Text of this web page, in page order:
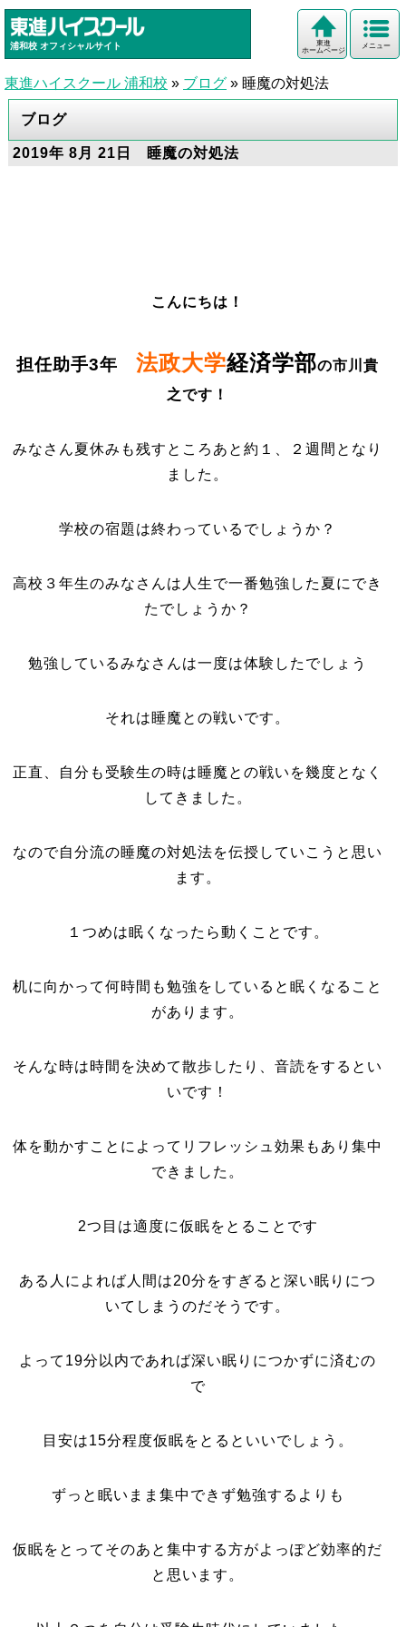
浦和校 オフィシャルサイト メニュー
東進
ホームページ
東進ハイスクール 浦和校 » ブログ » 睡魔の対処法
ブログ
2019年 8月 21日 睡魔の対処法
こんにちは！
担任助手3年 法政大学経済学部の市川貴
之です！
みなさん夏休みも残すところあと約１、２週間となり
ました。
学校の宿題は終わっているでしょうか？
高校３年生のみなさんは人生で一番勉強した夏にでき
たでしょうか？
勉強しているみなさんは一度は体験したでしょう
それは睡魔との戦いです。
正直、自分も受験生の時は睡魔との戦いを幾度となく
してきました。
なので自分流の睡魔の対処法を伝授していこうと思い
ます。
１つめは眠くなったら動くことです。
机に向かって何時間も勉強をしていると眠くなること
があります。
そんな時は時間を決めて散歩したり、音読をするとい
いです！
体を動かすことによってリフレッシュ効果もあり集中
できました。
2つ目は適度に仮眠をとることです
ある人によれば人間は20分をすぎると深い眠りにつ
いてしまうのだそうです。
よって19分以内であれば深い眠りにつかずに済むの
で
目安は15分程度仮眠をとるといいでしょう。
ずっと眠いまま集中できず勉強するよりも
仮眠をとってそのあと集中する方がよっぽど効率的だ
と思います。